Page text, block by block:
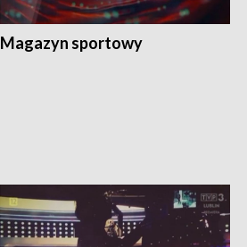
Magazyn sportowy